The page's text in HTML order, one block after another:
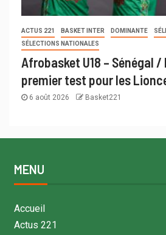
ACTUS 221 BASKET INTER DOMINANTE
SÉLECTIONS NATIONALES
Afrobasket U18 – Sénégal /
premier test pour les
6 août 2026 Basket221
MENU
Accueil
Actus 221